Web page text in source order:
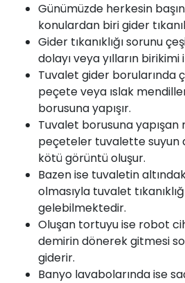
Günümüzde herkesin
konulardan biri gider
Gider tıkanıklığı sorunu
dolayı veya yılların
Tuvalet gider borularında
peçete veya ıslak
borusuna yapışır.
Tuvalet borusuna yapışan
peçeteler tuvalette suyun
kötü görüntü oluşur.
Bazen ise tuvaletin
olmasıyla tuvalet
gelebilmektedir.
Oluşan tortuyu ise robot
demirin dönerek gitmesi
giderir.
Banyo lavabolarında ise